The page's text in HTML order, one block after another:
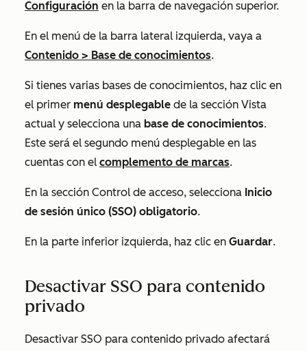
Configuración en la barra de navegación superior.
En el menú de la barra lateral izquierda, vaya a
Contenido > Base de conocimientos.
Si tienes varias bases de conocimientos, haz clic en
el primer menú desplegable de la sección Vista
actual y selecciona una base de conocimientos.
Este será el segundo menú desplegable en las
cuentas con el complemento de marcas.
En la sección Control de acceso, selecciona Inicio
de sesión único (SSO) obligatorio.
En la parte inferior izquierda, haz clic en Guardar.
Desactivar SSO para contenido
privado
Desactivar SSO para contenido privado afectará